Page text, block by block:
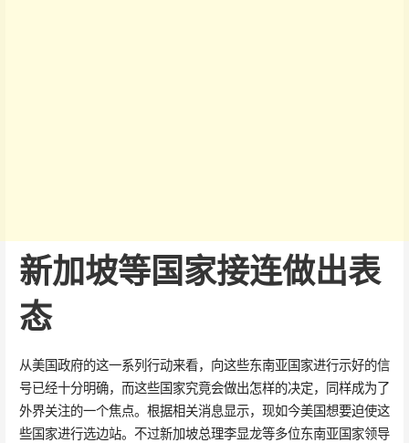
新加坡等国家接连做出表
态
从美国政府的这一系列行动来看，向这些东南亚国家进行示好的信
号已经十分明确，而这些国家究竟会做出怎样的决定，同样成为了
外界关注的一个焦点。根据相关消息显示，现如今美国想要迫使这
些国家进行选边站。不过新加坡总理李显龙等多位东南亚国家领导